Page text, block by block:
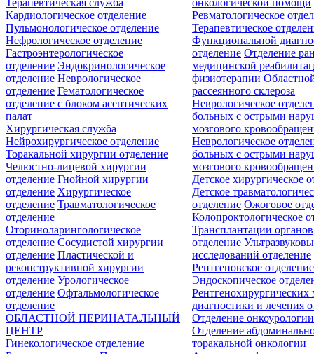
Кардиологическое отделение
Пульмонологическое отделение
Нефрологическое отделение
Гастроэнтерологическое
отделение Эндокринологическое
отделение Неврологическое
отделение Гематологическое
отделение c блоком асептических
палат
Ревматологическое
Терапевтическое
Функциональной
отделение Отделение
медицинской
физиотерапии
рассеянного склероза
Неврологическое
больных с острыми
мозгового
Неврологическое
больных с острыми
мозгового
Хирургическая служба
Нейрохирургическое отделение
Торакальной хирургии отделение
Челюстно-лицевой хирургии
отделение Гнойной хирургии
отделение Хирургическое
отделение Травматологическое
отделение
Оториноларингологическое
отделение Сосудистой хирургии
отделение Пластической и
реконструктивной хирургии
отделение Урологическое
отделение Офтальмологическое
отделение
Детское хирургическое
Детское
отделение Ожоговое
Колопроктологическое
Трансплантации органов
отделение
исследований отделение
Рентгеновское отделение
Эндоскопическое
Рентгенохирургических
диагностики и лечения
Отделение онкоурологии
Отделение
торакальной онкологии
ОБЛАСТНОЙ ПЕРИНАТАЛЬНЫЙ
ЦЕНТР
Гинекологическое отделение